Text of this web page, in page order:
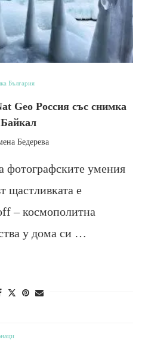
България
Geo Россия със снимка
Бедерева
фотографските умения
щастливката е
– космополитна
у дома си …